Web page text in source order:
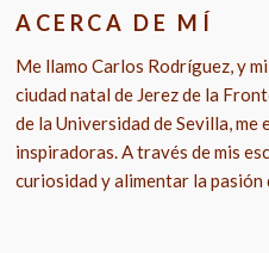
ACERCA DE MÍ
Me llamo Carlos Rodríguez, y
ciudad natal de Jerez de la
de la Universidad de Sevilla,
inspiradoras. A través de mis
curiosidad y alimentar la pasión